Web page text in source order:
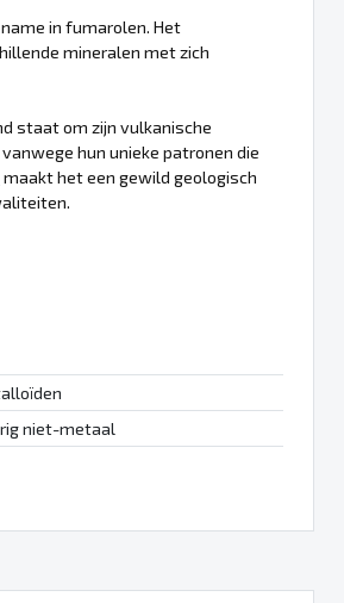
in fumarolen. Het
mineralen met zich
staat om zijn vulkanische
hun unieke patronen die
maakt het een gewild geologisch
niet-metaal